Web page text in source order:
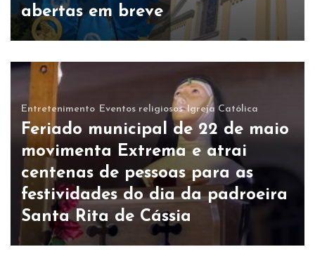
abertas em breve
Entretenimento Eventos religiosos Igreja Católica
Feriado municipal de 22 de maio
movimenta Extrema e atrai
centenas de pessoas para as
festividades do dia da padroeira
Santa Rita de Cássia